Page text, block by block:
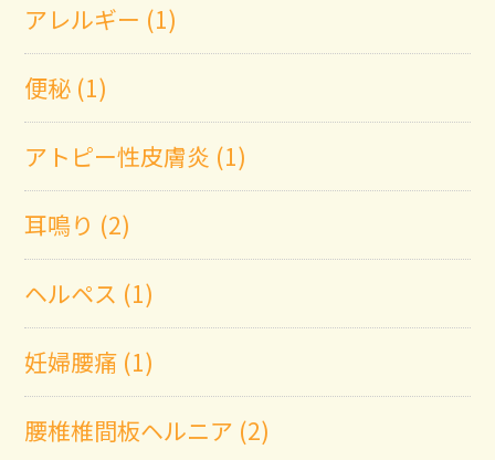
アレルギー (1)
便秘 (1)
アトピー性皮膚炎 (1)
耳鳴り (2)
ヘルペス (1)
妊婦腰痛 (1)
腰椎椎間板ヘルニア (2)